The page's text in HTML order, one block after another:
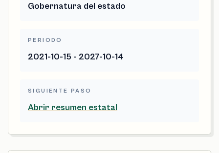
Gobernatura del estado
PERIODO
2021-10-15 - 2027-10-14
SIGUIENTE PASO
Abrir resumen estatal